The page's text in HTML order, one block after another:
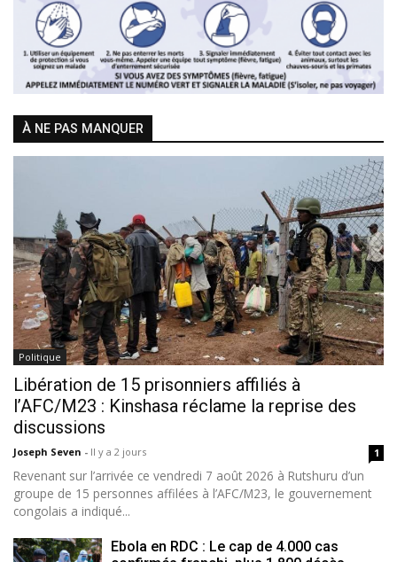
À NE PAS MANQUER
Politique
Libération de 15 prisonniers affiliés à
l’AFC/M23 : Kinshasa réclame la reprise des
discussions
Joseph Seven - Il y a 2 jours 1
Revenant sur l’arrivée ce vendredi 7 août 2026 à Rutshuru d’un
groupe de 15 personnes affilées à l’AFC/M23, le gouvernement
congolais a indiqué...
Ebola en RDC : Le cap de 4.000 cas